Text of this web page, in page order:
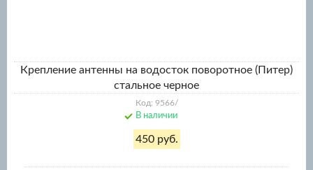
Крепление антенны на водосток поворотное (Питер)
стальное черное
Код: 9566/
В наличии
450 руб.